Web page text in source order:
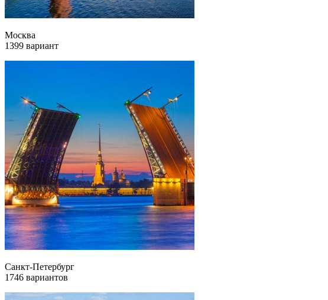
Москва
1399 вариант
Санкт-Петербург
1746 вариантов